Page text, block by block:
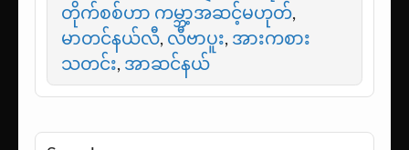
တိုက်စစ်ဟာ ကမ္ဘာ့အဆင့်မဟုတ်
မာတင်နယ်လီ လီဗာပူး အားကစား
သတင်း အာဆင်နယ်